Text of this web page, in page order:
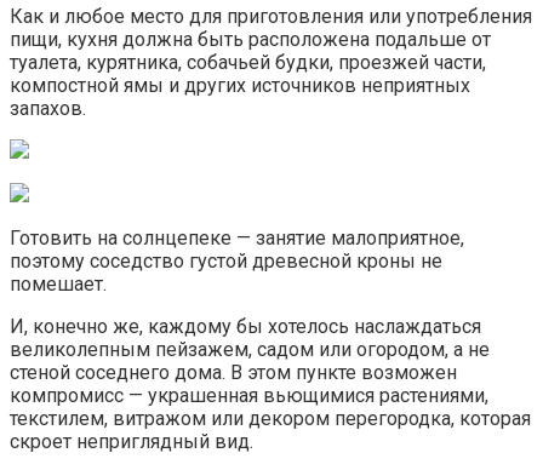
Как и любое место для приготовления или употребления
пищи, кухня должна быть расположена подальше от
туалета, курятника, собачьей будки, проезжей части,
компостной ямы и других источников неприятных
запахов.
Готовить на солнцепеке — занятие малоприятное,
поэтому соседство густой древесной кроны не
помешает.
И, конечно же, каждому бы хотелось наслаждаться
великолепным пейзажем, садом или огородом, а не
стеной соседнего дома. В этом пункте возможен
компромисс — украшенная вьющимися растениями,
текстилем, витражом или декором перегородка, которая
скроет неприглядный вид.